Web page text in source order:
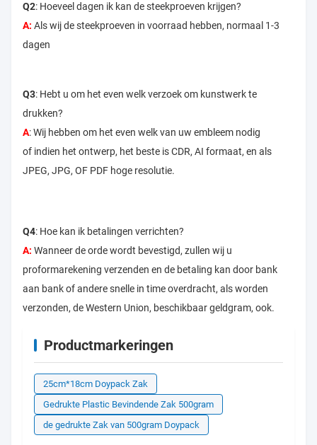
Q2: Hoeveel dagen ik kan de steekproeven krijgen?
A: Als wij de steekproeven in voorraad hebben, normaal 1-3
dagen
Q3: Hebt u om het even welk verzoek om kunstwerk te
drukken?
A: Wij hebben om het even welk van uw embleem nodig
of indien het ontwerp, het beste is CDR, AI formaat, en als
JPEG, JPG, OF PDF hoge resolutie.
Q4: Hoe kan ik betalingen verrichten?
A: Wanneer de orde wordt bevestigd, zullen wij u
proformarekening verzenden en de betaling kan door bank
aan bank of andere snelle in time overdracht, als worden
verzonden, de Western Union, beschikbaar geldgram, ook.
Productmarkeringen
25cm*18cm Doypack Zak
Gedrukte Plastic Bevindende Zak 500gram
de gedrukte Zak van 500gram Doypack